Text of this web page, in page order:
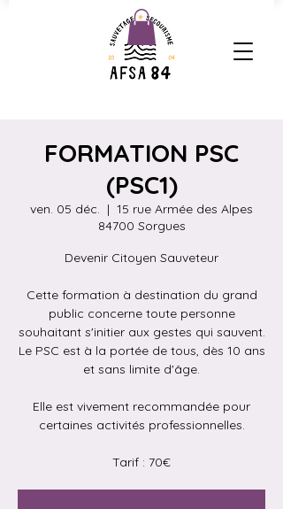
FORMATION PSC
(PSC1)
ven. 05 déc.
  |
15 rue Armée des Alpes
84700 Sorgues
Devenir Citoyen Sauveteur
Cette formation à destination du grand
public concerne toute personne
souhaitant s'initier aux gestes qui sauvent.
Le PSC est à la portée de tous, dès 10 ans
et sans limite d'âge.
Elle est vivement recommandée pour
certaines activités professionnelles.
Tarif : 70€